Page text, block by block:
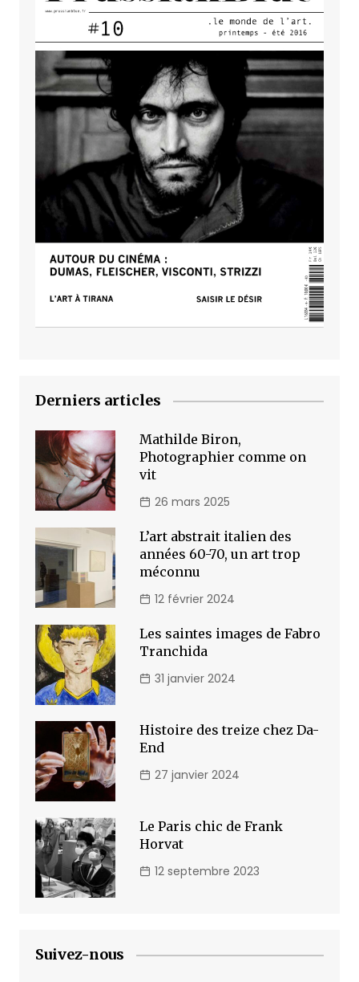
Derniers articles
Mathilde Biron,
Photographier comme on
vit
26 mars 2025
L’art abstrait italien des
années 60-70, un art trop
méconnu
12 février 2024
Les saintes images de Fabro
Tranchida
31 janvier 2024
Histoire des treize chez Da-
End
27 janvier 2024
Le Paris chic de Frank
Horvat
12 septembre 2023
Suivez-nous